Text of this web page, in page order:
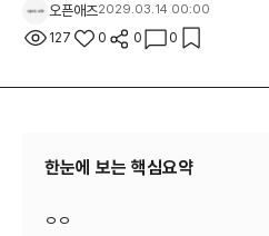
오픈애즈2029.03.14 00:00
127 0 0 0
한눈에 보는 핵심요약